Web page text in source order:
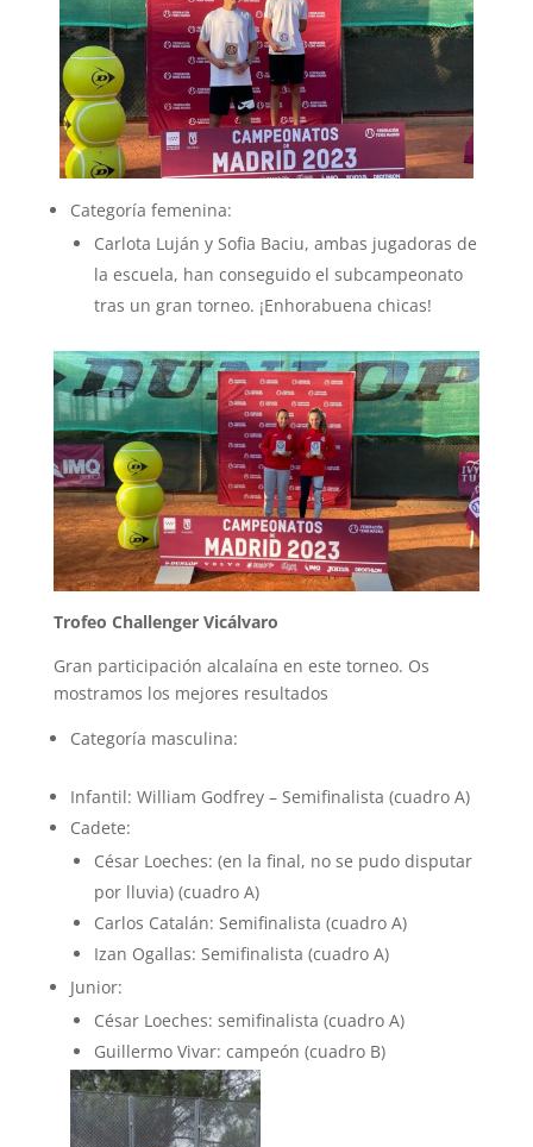
Categoría femenina:
Carlota Luján y Sofia Baciu, ambas jugadoras de
la escuela, han conseguido el subcampeonato
tras un gran torneo. ¡Enhorabuena chicas!
Trofeo Challenger Vicálvaro
Gran participación alcalaína en este torneo. Os
mostramos los mejores resultados
Categoría masculina:
Infantil: William Godfrey – Semifinalista (cuadro A)
Cadete:
César Loeches: (en la final, no se pudo disputar
por lluvia) (cuadro A)
Carlos Catalán: Semifinalista (cuadro A)
Izan Ogallas: Semifinalista (cuadro A)
Junior:
César Loeches: semifinalista (cuadro A)
Guillermo Vivar: campeón (cuadro B)